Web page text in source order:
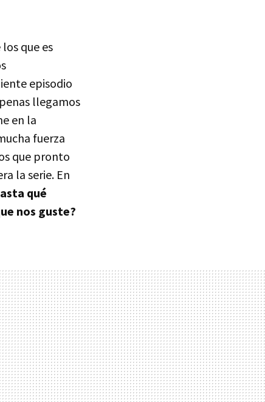
que es
episodio
llegamos
en la
fuerza
que pronto
la serie. En
qué
nos guste?